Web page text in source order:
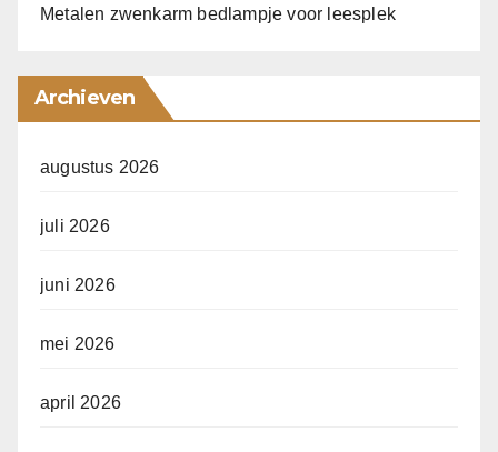
Metalen zwenkarm bedlampje voor leesplek
Archieven
augustus 2026
juli 2026
juni 2026
mei 2026
april 2026